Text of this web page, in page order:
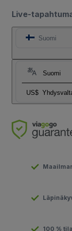
Live-
Suomi
Suomi
US$
100 %